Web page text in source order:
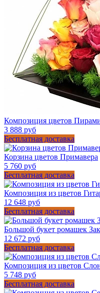
Композиция цветов
3 888 руб
Бесплатная доставка
Корзина цветов Примавера
5 760 руб
Бесплатная доставка
Композиция из цветов
12 648 руб
Бесплатная доставка
Большой букет ромашек
12 672 руб
Бесплатная доставка
Композиция из цветов
5 748 руб
Бесплатная доставка